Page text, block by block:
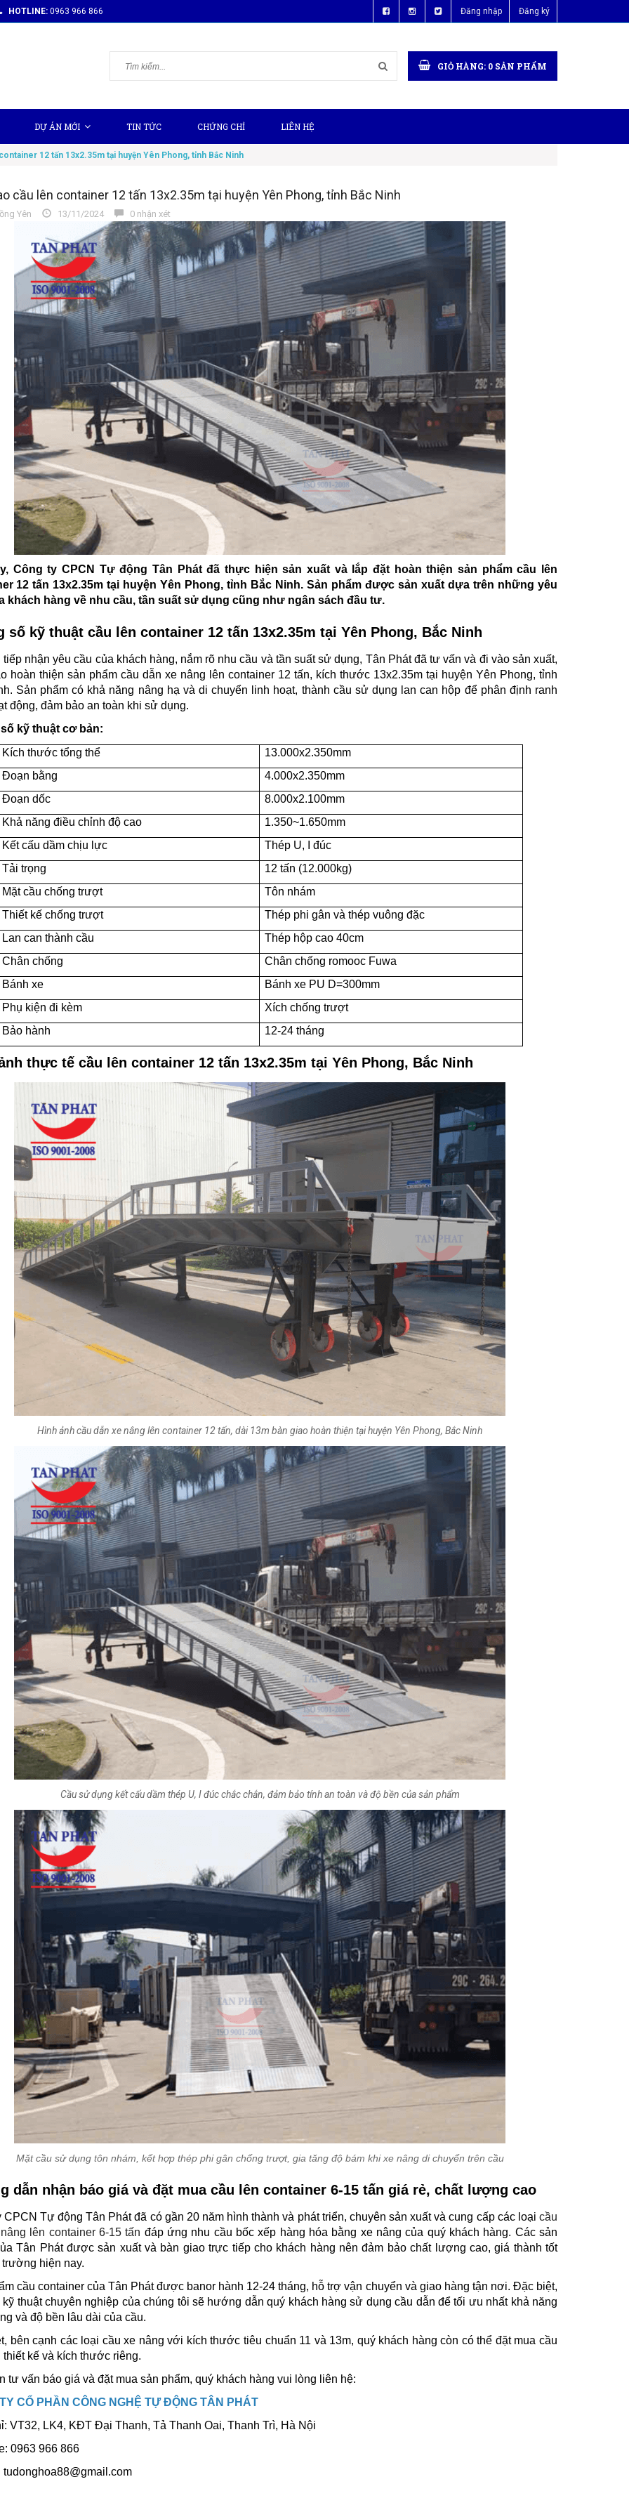
HOTLINE: 0963 966 866 Đăng nhập Đăng ký
GIỎ HÀNG: 0 SẢN PHẨM
DỰ ÁN MỚI TIN TỨC CHỨNG CHỈ LIÊN HỆ
12 tấn 13x2.35m tại huyện Yên Phong, tỉnh Bắc Ninh
cầu lên container 12 tấn 13x2.35m tại huyện Yên Phong, tỉnh Bắc Ninh
Yên 13/11/2024 0 nhận xét
Công ty CPCN Tự động Tân Phát đã thực hiện sản xuất và lắp đặt hoàn thiện sản phẩm cầu lên
12 tấn 13x2.35m tại huyện Yên Phong, tỉnh Bắc Ninh. Sản phẩm được sản xuất dựa trên những yêu
khách hàng về nhu cầu, tần suất sử dụng cũng như ngân sách đầu tư.
số kỹ thuật cầu lên container 12 tấn 13x2.35m tại Yên Phong, Bắc Ninh
tiếp nhận yêu cầu của khách hàng, nắm rõ nhu cầu và tần suất sử dụng, Tân Phát đã tư vấn và đi vào sản xuất,
hoàn thiện sản phẩm cầu dẫn xe nâng lên container 12 tấn, kích thước 13x2.35m tại huyện Yên Phong, tỉnh
Sản phẩm có khả năng nâng hạ và di chuyển linh hoạt, thành cầu sử dụng lan can hộp để phân định ranh
động, đảm bảo an toàn khi sử dụng.
kỹ thuật cơ bản:
Kích thước tổng thể
13.000x2.350mm
Đoạn bằng
4.000x2.350mm
Đoạn dốc
8.000x2.100mm
Khả năng điều chỉnh độ cao
1.350~1.650mm
Kết cấu dầm chịu lực
Thép U, I đúc
Tải trọng
12 tấn (12.000kg)
Mặt cầu chống trượt
Tôn nhám
Thiết kế chống trượt
Thép phi gân và thép vuông đặc
Lan can thành cầu
Thép hộp cao 40cm
Chân chống
Chân chống romooc Fuwa
Bánh xe
Bánh xe PU D=300mm
Phụ kiện đi kèm
Xích chống trượt
Bảo hành
12-24 tháng
thực tế cầu lên container 12 tấn 13x2.35m tại Yên Phong, Bắc Ninh
Hình ảnh cầu dẫn xe nâng lên container 12 tấn, dài 13m bàn giao hoàn thiện tại huyện Yên Phong, Bắc Ninh
Cầu sử dụng kết cấu dầm thép U, I đúc chắc chắn, đảm bảo tính an toàn và độ bền của sản phẩm
Mặt cầu sử dụng tôn nhám, kết hợp thép phi gân chống trượt, gia tăng độ bám khi xe nâng di chuyển trên cầu
dẫn nhận báo giá và đặt mua cầu lên container 6-15 tấn giá rẻ, chất lượng cao
CPCN Tự động Tân Phát đã có gần 20 năm hình thành và phát triển, chuyên sản xuất và cung cấp các loại cầu
lên container 6-15 tấn đáp ứng nhu cầu bốc xếp hàng hóa bằng xe nâng của quý khách hàng. Các sản
Tân Phát được sản xuất và bàn giao trực tiếp cho khách hàng nên đảm bảo chất lượng cao, giá thành tốt
hiện nay.
cầu container của Tân Phát được banor hành 12-24 tháng, hỗ trợ vận chuyển và giao hàng tận nơi. Đặc biệt,
kỹ thuật chuyên nghiệp của chúng tôi sẽ hướng dẫn quý khách hàng sử dụng cầu dẫn để tối ưu nhất khả năng
và độ bền lâu dài của cầu.
bên cạnh các loại cầu xe nâng với kích thước tiêu chuẩn 11 và 13m, quý khách hàng còn có thể đặt mua cầu
kế và kích thước riêng.
tư vấn báo giá và đặt mua sản phẩm, quý khách hàng vui lòng liên hệ:
CỔ PHẦN CÔNG NGHỆ TỰ ĐỘNG TÂN PHÁT
VT32, LK4, KĐT Đại Thanh, Tả Thanh Oai, Thanh Trì, Hà Nội
0963 966 866
tudonghoa88@gmail.com